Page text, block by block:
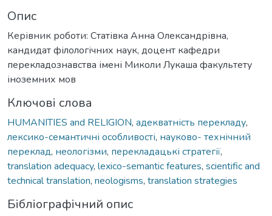
Опис
Керівник роботи: Статівка Анна Олександрівна,
кандидат філологічних наук, доцент кафедри
перекладознавства імені Миколи Лукаша факультету
іноземних мов
Ключові слова
HUMANITIES and RELIGION, адекватність перекладу,
лексико-семантичні особливості, науково- технічний
переклад, неологізми, перекладацькі стратегії,
translation adequacy, lexico-semantic features, scientific and
technical translation, neologisms, translation strategies
Бібліографічний опис